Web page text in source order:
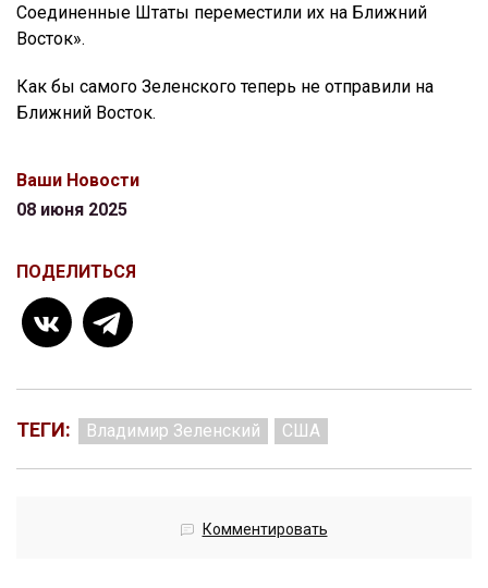
Соединенные Штаты переместили их на Ближний
Восток».
Как бы самого Зеленского теперь не отправили на
Ближний Восток.
Ваши Новости
08 июня 2025
ПОДЕЛИТЬСЯ
ТЕГИ: Владимир Зеленский США
Комментировать